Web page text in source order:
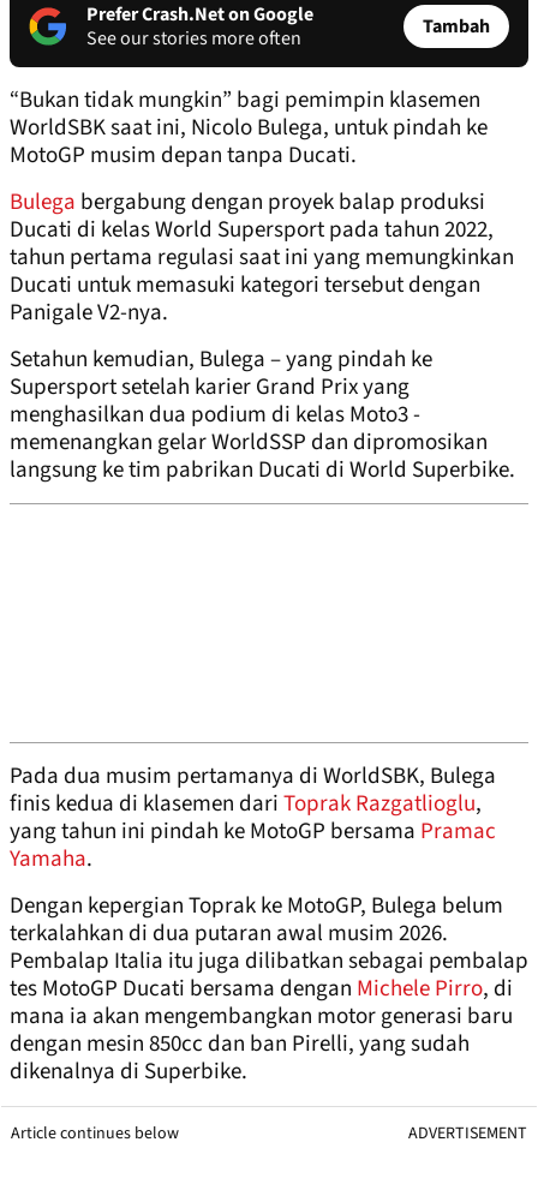
Prefer Crash.Net on Google
See our stories more often
Tambah
“Bukan tidak mungkin” bagi pemimpin klasemen
WorldSBK saat ini, Nicolo Bulega, untuk pindah ke
MotoGP musim depan tanpa Ducati.
Bulega bergabung dengan proyek balap produksi
Ducati di kelas World Supersport pada tahun 2022,
tahun pertama regulasi saat ini yang memungkinkan
Ducati untuk memasuki kategori tersebut dengan
Panigale V2-nya.
Setahun kemudian, Bulega – yang pindah ke
Supersport setelah karier Grand Prix yang
menghasilkan dua podium di kelas Moto3 -
memenangkan gelar WorldSSP dan dipromosikan
langsung ke tim pabrikan Ducati di World Superbike.
Pada dua musim pertamanya di WorldSBK, Bulega
finis kedua di klasemen dariToprak Razgatlioglu,
yang tahun ini pindah ke MotoGP bersama Pramac
Yamaha.
Dengan kepergian Toprak ke MotoGP, Bulega belum
terkalahkan di dua putaran awal musim 2026.
Pembalap Italia itu juga dilibatkan sebagai pembalap
tes MotoGP Ducati bersama dengan Michele Pirro, di
mana ia akan mengembangkan motor generasi baru
dengan mesin 850cc dan ban Pirelli, yang sudah
dikenalnya di Superbike.
Article continues below ADVERTISEMENT